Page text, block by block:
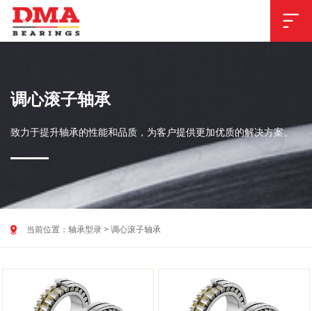

调心滚子轴承
致力于提升轴承的性能和品质，为客户提供更加优质的解决方案。
 当前位置： 轴承型录 > 调心滚子轴承